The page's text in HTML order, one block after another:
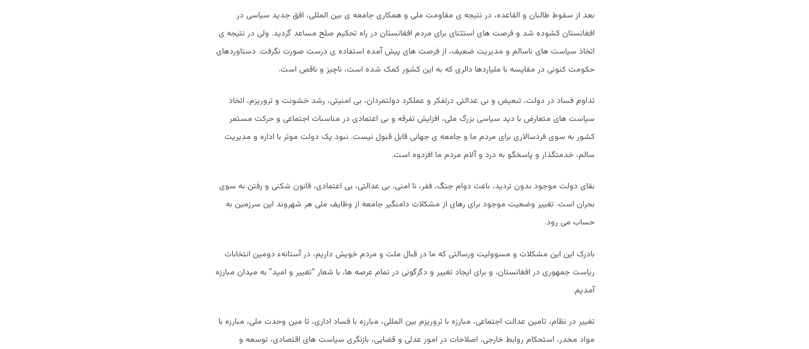
بعد از سقوط طالبان و القاعده، در نتیجه ی مقاومت ملی و همکاری جامعه ی بین المللی، افق جدید سیاسی در
افغانستان کشوده شد و فرصت های استثنای برای مردم افغانستان در راه تحکیم صلح مساعد گردید. ولی در نتیجه ی
اتخاذ سیاست های ناسالم و مدیریت ضعیف، از فرصت های پیش آمده استفاده ی درست صورت نگرفت. دستاوردهای
حکومت کنونی در مقایسه با ملیاردها دالری که به این کشور کمک شده است، ناچیز و ناقص است.
تداوم فساد در دولت، تبعیض و بی عدالتی درتفکر و عملکرد دولتمردان، بی امنیتی، رشد خشونت و تروریزم، اتخاذ
سیاست های متعارض با دید سیاسی بزرگ ملی، افزایش تفرقه و بی اعتمادی در مناسبات اجتماعی و حرکت مستمر
کشور به سوی فردسالاری برای مردم ما و جامعه ی جهانی قابل قبول نیست. نبود یک دولت موثر با اداره و مدیریت
سالم، خدمتگذار و پاسخگو به درد و آلام مردم ما افزدوه است.
بقای دولت موجود بدون تردید، باعث دوام جنگ، فقر، نا امنی، بی عدالتی، بی اعتمادی، قانون شکنی و رفتن به سوی
بحران است. تغییر وضعیت موجود برای رهای از مشکلات دامنگیر جامعه از وظایف ملی هر شهروند این سرزمین به
حساب می رود.
بادرک این این مشکلات و مسوولیت ورسالتی که ما در قبال ملت و مردم خویش داریم، در آستانهء دومین انتخابات
ریاست جمهوری در افغانستان، و برای ایجاد تغییر و دگرگونی در تمام عرصه ها، با شعار “تغییر و امید” به میدان مبارزه
آمدیم.
تغییر در نظام، تامین عدالت اجتماعی، مبارزه با تروریزم بین المللی، مبارزه با فساد اداری، تا مین وحدت ملی، مبارزه با
مواد مخدر، استحکام روابط خارجی، اصلاحات در امور عدلی و قضایی، بازنگری سیاست های اقتصادی، توسعه و